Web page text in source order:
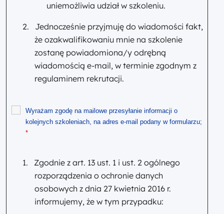
uniemożliwia udział w szkoleniu.
2.
Jednocześnie przyjmuję do wiadomości fakt,
że ozakwalifikowaniu mnie na szkolenie
zostanę powiadomiona/y odrębną
wiadomością e-mail, w terminie zgodnym z
regulaminem rekrutacji.
Wyrażam zgodę na mailowe przesyłanie informacji o
kolejnych szkoleniach, na adres e-mail podany w formularzu;
*
1.
Zgodnie z art. 13 ust. 1 i ust. 2 ogólnego
rozporządzenia o ochronie danych
osobowych z dnia 27 kwietnia 2016 r.
informujemy, że w tym przypadku: